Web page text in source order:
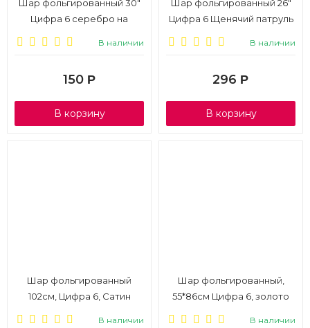
Шар фольгированный 30"
Цифра 6 серебро на
В наличии
150 Р
В корзину
Шар фольгированный 26"
Цифра 6 Щенячий патруль
В наличии
296 Р
В корзину
Шар фольгированный
102см, Цифра 6, Сатин
В наличии
Шар фольгированный,
55*86см Цифра 6, золото
В наличии